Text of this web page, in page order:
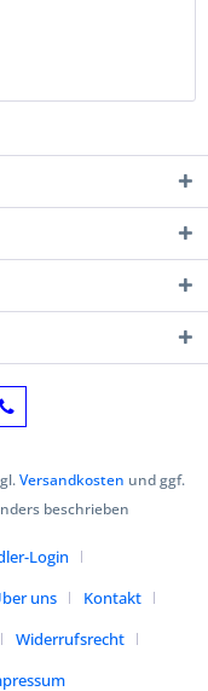
Versandkosten und ggf.
beschrieben
Login
uns
Kontakt
Widerrufsrecht